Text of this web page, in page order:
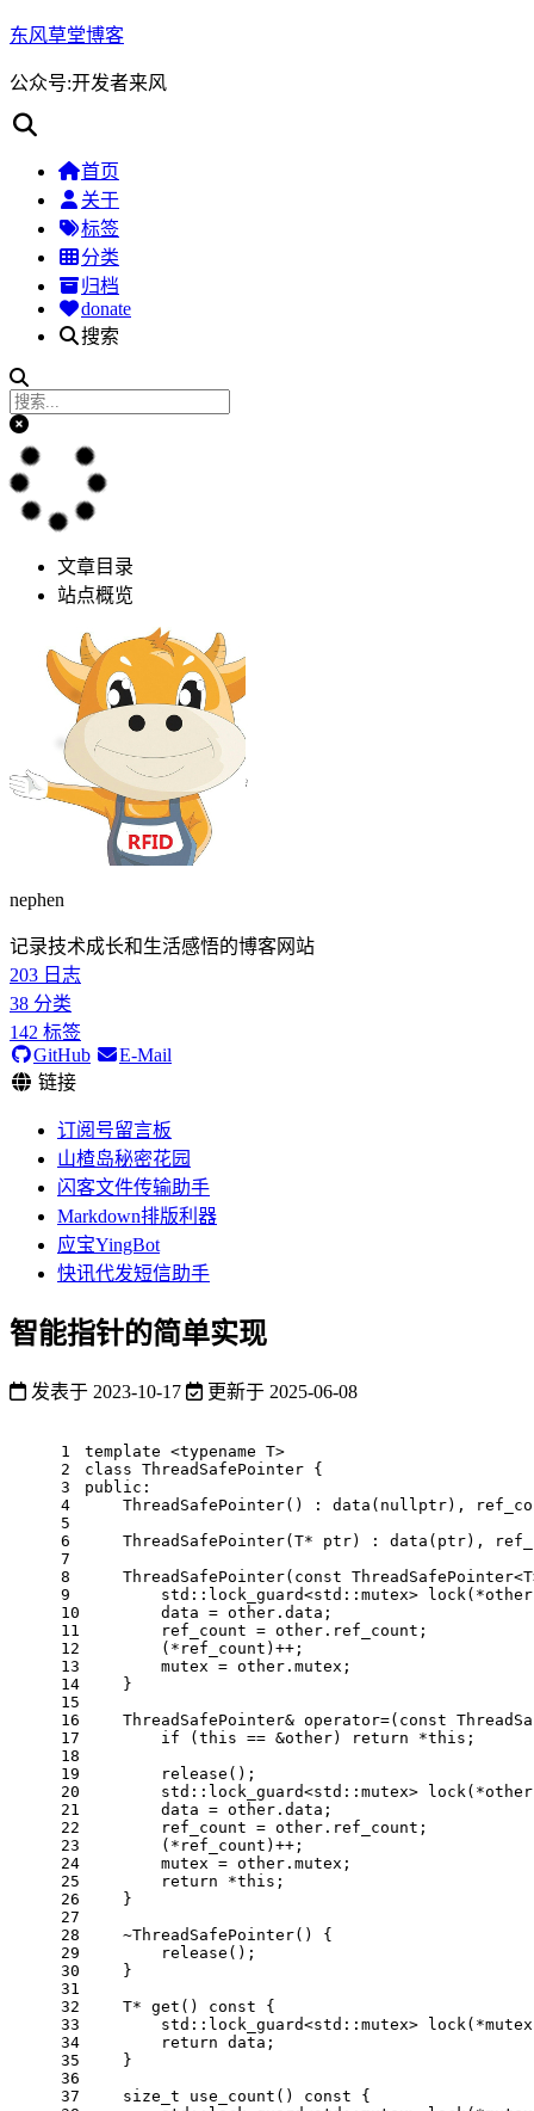
东风草堂博客
公众号:开发者来风
首页
关于
标签
分类
归档
donate
搜索
文章目录
站点概览
nephen
记录技术成长和生活感悟的博客网站
203 日志
38 分类
142 标签
GitHub
E-Mail
链接
订阅号留言板
山楂岛秘密花园
闪客文件传输助手
Markdown排版利器
应宝YingBot
快讯代发短信助手
智能指针的简单实现
发表于 2023-10-17 更新于 2025-06-08
1
2
3
4
5
6
7
8
9
10
11
12
13
14
15
16
17
18
19
20
21
22
23
24
25
26
27
28
29
30
31
32
33
34
35
36
37
template <typename T>
class ThreadSafePointer {
public :
ThreadSafePointer() : data ( nullptr),
ThreadSafePointer(T* ptr) : data (ptr),
ThreadSafePointer( const
std::lock_guard<std::mutex>
lock
        data = other.data;
        ref_count = other.ref_count;
        (*ref_count)++;
        mutex = other.mutex;
    }
    ThreadSafePointer&
operator=( const
if ( this == &other) return *this ;
release ();
std::lock_guard<std::mutex>
lock
        data = other.data;
        ref_count = other.ref_count;
        (*ref_count)++;
        mutex = other.mutex;
return *this ;
    }
    ~
ThreadSafePointer() {
release ();
    }
T* get () const
{
std::lock_guard<std::mutex>
lock
return data;
    }
size_t
use_count () const
{